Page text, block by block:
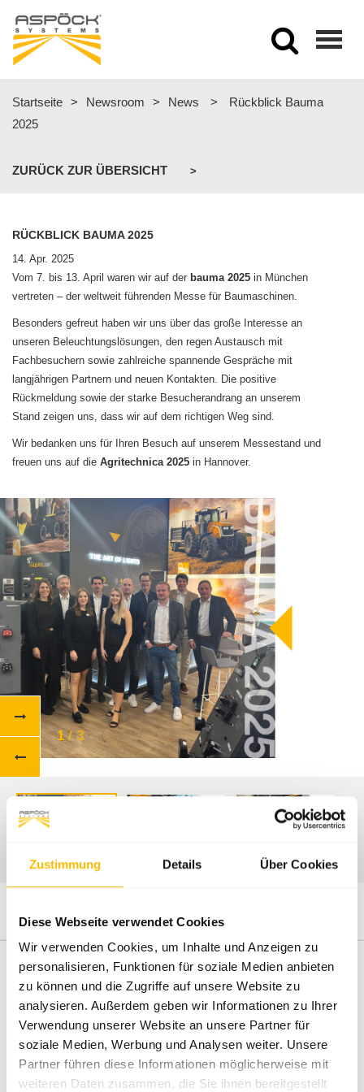
Zustimmung Details Über Cookies
Diese Webseite verwendet Cookies
Wir verwenden Cookies, um Inhalte und Anzeigen zu
personalisieren, Funktionen für soziale Medien anbieten
zu können und die Zugriffe auf unsere Website zu
analysieren. Außerdem geben wir Informationen zu Ihrer
Verwendung unserer Website an unsere Partner für
soziale Medien, Werbung und Analysen weiter. Unsere
Partner führen diese Informationen möglicherweise mit
weiteren Daten zusammen, die Sie ihnen bereitgestellt
Startseite > Newsroom > News >
Rückblick Bauma
2025
ZURÜCK ZUR ÜBERSICHT >
RÜCKBLICK BAUMA 2025
14. Apr. 2025
Vom 7. bis 13. April waren wir auf der bauma2025 in München
vertreten – der weltweit führenden Messe für Baumaschinen.
Besonders gefreut haben wir uns über das große Interesse an
unseren Beleuchtungslösungen, den regen Austausch mit
Fachbesuchern sowie zahlreiche spannende Gespräche mit
langjährigen Partnern und neuen Kontakten. Die positive
Rückmeldung sowie der starke Besucherandrang an unserem
Stand zeigen uns, dass wir auf dem richtigen Weg sind.
Wir bedanken uns für Ihren Besuch auf unserem Messestand und
freuen uns auf die Agritechnica 2025 in Hannover.
1/3
FAKTEN
8
Vertriebstöchter
€ 244 Mio.
Umsatz GJ 2024/2025